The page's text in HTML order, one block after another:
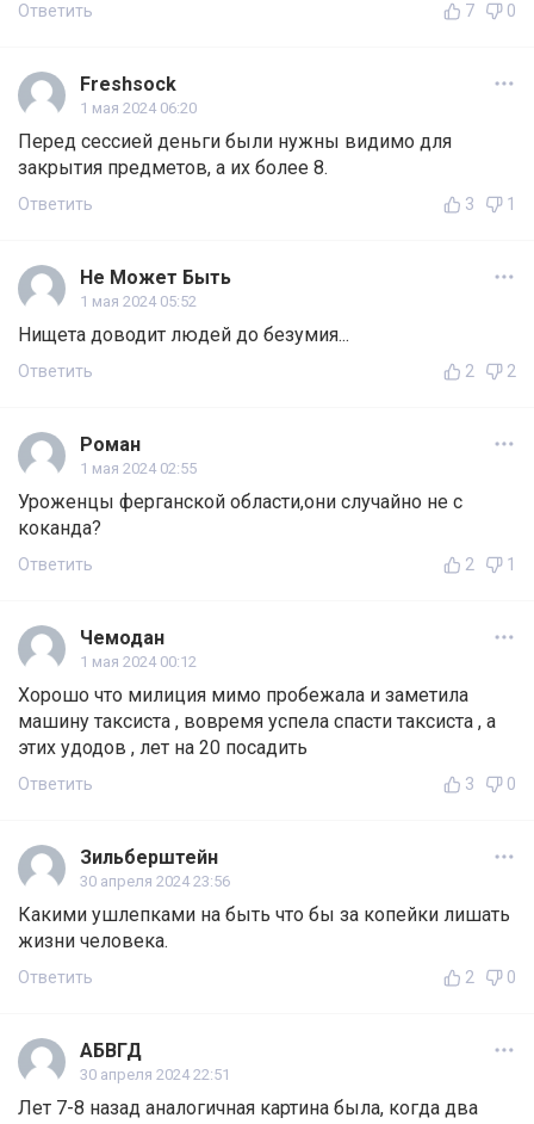
Ответить 7 0
Freshsock
1 мая 2024 06:20
Перед сессией деньги были нужны видимо для
закрытия предметов, а их более 8.
Ответить 3 1
Не Может Быть
1 мая 2024 05:52
Нищета доводит людей до безумия...
Ответить 2 2
Роман
1 мая 2024 02:55
Уроженцы ферганской области,они случайно не с
коканда?
Ответить 2 1
Чемодан
1 мая 2024 00:12
Хорошо что милиция мимо пробежала и заметила
машину таксиста , вовремя успела спасти таксиста , а
этих удодов , лет на 20 посадить
Ответить 3 0
Зильберштейн
30 апреля 2024 23:56
Какими ушлепками на быть что бы за копейки лишать
жизни человека.
Ответить 2 0
АБВГД
30 апреля 2024 22:51
Лет 7-8 назад аналогичная картина была, когда два